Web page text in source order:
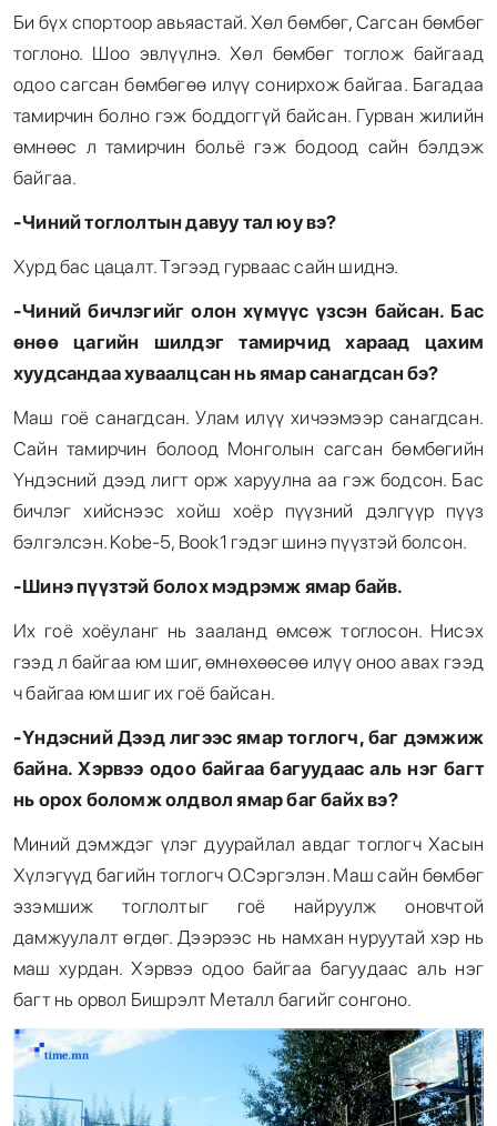
Би бүх спортоор авьяастай. Хөл бөмбөг, Сагсан бөмбөг
тоглоно. Шоо эвлүүлнэ. Хөл бөмбөг тоглож байгаад
одоо сагсан бөмбөгөө илүү сонирхож байгаа. Багадаа
тамирчин болно гэж боддоггүй байсан. Гурван жилийн
өмнөөс л тамирчин больё гэж бодоод сайн бэлдэж
байгаа.
-Чиний тоглолтын давуу тал юу вэ?
Хурд бас цацалт. Тэгээд гурваас сайн шиднэ.
-Чиний бичлэгийг олон хүмүүс үзсэн байсан. Бас
өнөө цагийн шилдэг тамирчид хараад цахим
хуудсандаа хуваалцсан нь ямар санагдсан бэ?
Маш гоё санагдсан. Улам илүү хичээмээр санагдсан.
Сайн тамирчин болоод Монголын сагсан бөмбөгийн
Үндэсний дээд лигт орж харуулна аа гэж бодсон. Бас
бичлэг хийснээс хойш хоёр пүүзний дэлгүүр пүүз
бэлгэлсэн. Kobe-5, Book1 гэдэг шинэ пүүзтэй болсон.
-Шинэ пүүзтэй болох мэдрэмж ямар байв.
Их гоё хоёуланг нь зааланд өмсөж тоглосон. Нисэх
гээд л байгаа юм шиг, өмнөхөөсөө илүү оноо авах гээд
ч байгаа юм шиг их гоё байсан.
-Үндэсний Дээд лигээс ямар тоглогч, баг дэмжиж
байна. Хэрвээ одоо байгаа багуудаас аль нэг багт
нь орох боломж олдвол ямар баг байх вэ?
Миний дэмждэг үлэг дуурайлал авдаг тоглогч Хасын
Хүлэгүүд багийн тоглогч О.Сэргэлэн. Маш сайн бөмбөг
эзэмшиж тоглолтыг гоё найруулж оновчтой
дамжуулалт өгдөг. Дээрээс нь намхан нуруутай хэр нь
маш хурдан. Хэрвээ одоо байгаа багуудаас аль нэг
багт нь орвол Бишрэлт Металл багийг сонгоно.